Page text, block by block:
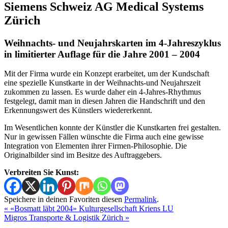
Siemens Schweiz AG Medical Systems
Zürich
Weihnachts- und Neujahrskarten im 4-Jahreszyklus
in limitierter Auflage für die Jahre 2001 – 2004
Mit der Firma wurde ein Konzept erarbeitet, um der Kundschaft
eine spezielle Kunstkarte in der Weihnachts-und Neujahrszeit
zukommen zu lassen. Es wurde daher ein 4-Jahres-Rhythmus
festgelegt, damit man in diesen Jahren die Handschrift und den
Erkennungswert des Künstlers wiedererkennt.
Im Wesentlichen konnte der Künstler die Kunstkarten frei gestalten.
Nur in gewissen Fällen wünschte die Firma auch eine gewisse
Integration von Elementen ihrer Firmen-Philosophie. Die
Originalbilder sind im Besitze des Auftraggebers.
Verbreiten Sie Kunst:
Speichere in deinen Favoriten diesen Permalink.
« «Bosmatt läbt 2004» Kulturgesellschaft Kriens LU
Migros Transporte & Logistik Zürich »